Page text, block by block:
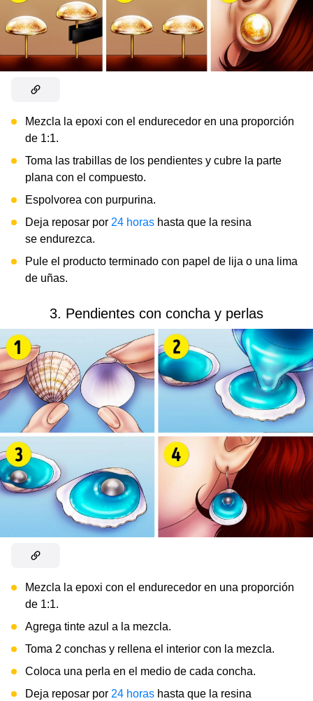
Mezcla la epoxi con el endurecedor en una proporción
de 1:1.
Toma las trabillas de los pendientes y cubre la parte
plana con el compuesto.
Espolvorea con purpurina.
Deja reposar por 24 horas hasta que la resina
se endurezca.
Pule el producto terminado con papel de lija o una lima
de uñas.
3. Pendientes con concha y perlas
Mezcla la epoxi con el endurecedor en una proporción
de 1:1.
Agrega tinte azul a la mezcla.
Toma 2 conchas y rellena el interior con la mezcla.
Coloca una perla en el medio de cada concha.
Deja reposar por 24 horas hasta que la resina